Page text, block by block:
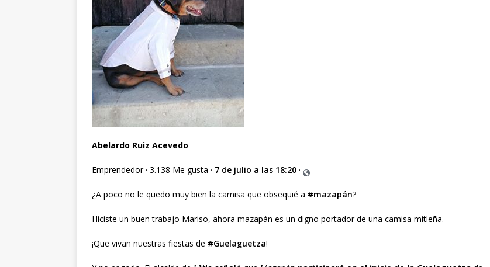
Abelardo Ruiz Acevedo
Emprendedor · 3.138 Me gusta · 7 de julio a las 18:20 ·
¿A poco no le quedo muy bien la camisa que obsequié a #mazapán?
Hiciste un buen trabajo Mariso, ahora mazapán es un digno portador de una camisa mitleña.
¡Que vivan nuestras fiestas de #Guelaguetza!